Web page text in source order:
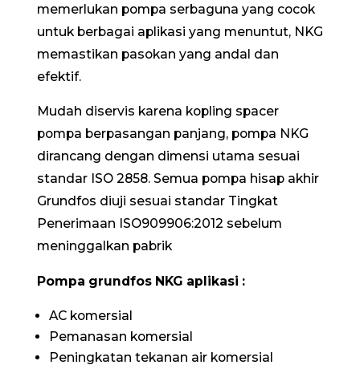
memerlukan pompa serbaguna yang cocok
untuk berbagai aplikasi yang menuntut, NKG
memastikan pasokan yang andal dan
efektif.
Mudah diservis karena kopling spacer
pompa berpasangan panjang, pompa NKG
dirancang dengan dimensi utama sesuai
standar ISO 2858. Semua pompa hisap akhir
Grundfos diuji sesuai standar Tingkat
Penerimaan ISO909906:2012 sebelum
meninggalkan pabrik
Pompa grundfos NKG aplikasi :
AC komersial
Pemanasan komersial
Peningkatan tekanan air komersial